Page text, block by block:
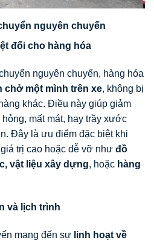
nguyên chuyến
đối cho hàng hóa
nguyên chuyến, hàng hóa
chở một mình trên xe, không bị
khác. Điều này giúp giảm
mất mát, hay trầy xước
Đây là ưu điểm đặc biệt khi
trị cao hoặc dễ vỡ như đồ
vật liệu xây dựng, hoặc hàng
và lịch trình
mang đến sự linh hoạt về